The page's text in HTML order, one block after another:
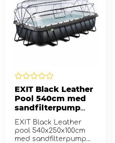
EXIT Black Leather
Pool 540cm med
sandfilterpump
och tak
EXIT Black Leather
pool 540x250x100cm
med sandfilterpump